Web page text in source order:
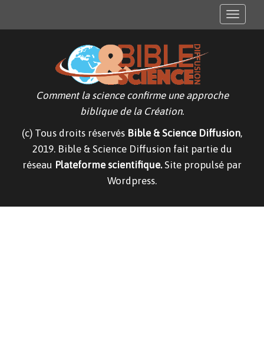
T
o
i
Comment la science confirme une approche
biblique de la Création.
(c) Tous droits réservés Bible & Science Diffusion,
2019. Bible & Science Diffusion fait partie du
réseau Plateforme scientifique.Site propulsé par
Wordpress.